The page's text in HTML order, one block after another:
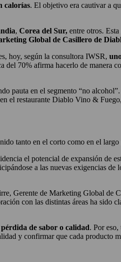
calorías. El objetivo era cautivar a
, Corea del Sur, entre otros.
Global de Casillero de
hoy, según la consultora IWSR,
del 70% afirma hacerlo de manera
pauta en el segmento “no
el restaurante Diablo Vino &
tanto en el corto como en el largo
el potencial de expansión de
a las nuevas exigencias de
Gerente de Marketing Global de
con las distintas áreas ha sido
de sabor o calidad. Por
y confirmar que cada producto